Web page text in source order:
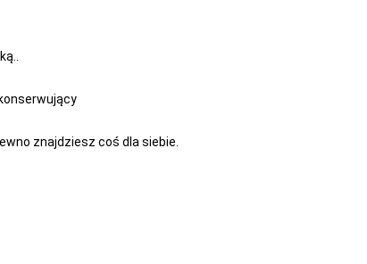
znajdziesz coś dla siebie.